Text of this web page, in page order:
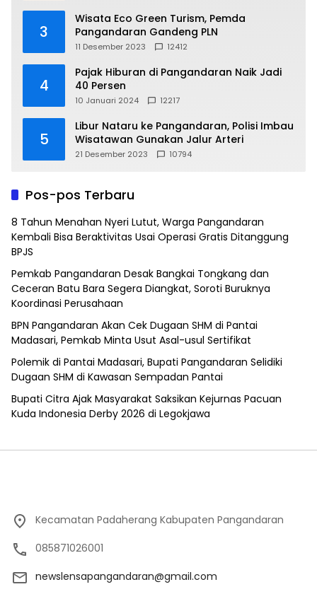
3
Wisata Eco Green Turism, Pemda
Pangandaran Gandeng PLN
11 Desember 2023 12412
4
Pajak Hiburan di Pangandaran Naik Jadi
40 Persen
10 Januari 2024 12217
5
Libur Nataru ke Pangandaran, Polisi Imbau
Wisatawan Gunakan Jalur Arteri
21 Desember 2023 10794
Pos-pos Terbaru
8 Tahun Menahan Nyeri Lutut, Warga Pangandaran
Kembali Bisa Beraktivitas Usai Operasi Gratis Ditanggung
BPJS
Pemkab Pangandaran Desak Bangkai Tongkang dan
Ceceran Batu Bara Segera Diangkat, Soroti Buruknya
Koordinasi Perusahaan
BPN Pangandaran Akan Cek Dugaan SHM di Pantai
Madasari, Pemkab Minta Usut Asal-usul Sertifikat
Polemik di Pantai Madasari, Bupati Pangandaran Selidiki
Dugaan SHM di Kawasan Sempadan Pantai
Bupati Citra Ajak Masyarakat Saksikan Kejurnas Pacuan
Kuda Indonesia Derby 2026 di Legokjawa
Kecamatan Padaherang Kabupaten Pangandaran
085871026001
newslensapangandaran@gmail.com